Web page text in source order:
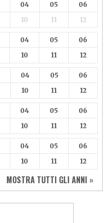
04 05
06
10 11 12
04 05
06
10 11 12
04 05
06
10 11 12
04 05
06
10 11 12
04 05
06
10 11 12
MOSTRA TUTTI GLI ANNI »